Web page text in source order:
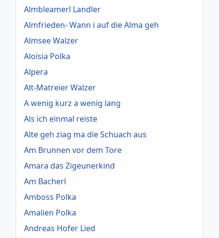
Almbleamerl Landler
Almfrieden- Wann i auf die Alma geh
Almsee Walzer
Aloisia Polka
Alpera
Alt-Matreier Walzer
A wenig kurz a wenig lang
Als ich einmal reiste
Alte geh ziag ma die Schuach aus
Am Brunnen vor dem Tore
Amara das Zigeunerkind
Am Bacherl
Amboss Polka
Amalien Polka
Andreas Hofer Lied